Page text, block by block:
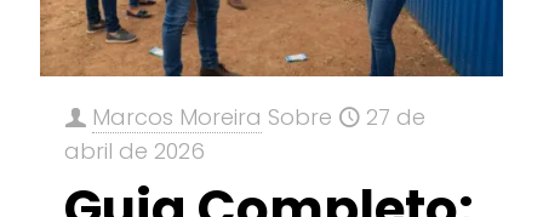
Marcos Moreira Sobre
27 de
abril de 2026